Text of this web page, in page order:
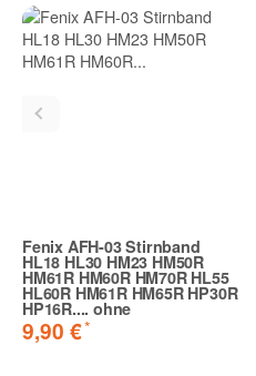
Fenix AFH-03 Stirnband
HL18 HL30 HM23 HM50R
HM61R HM60R HM70R HL55
HL60R HM61R HM65R HP30R
HP16R.... ohne
9,90 €*